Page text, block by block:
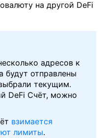
на другой DeFi
адресов к
будут отправлены
текущим.
DeFi Счёт, можно
взимается
лимиты.